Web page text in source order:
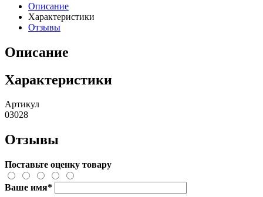
Описание
Характеристики
Отзывы
Описание
Характеристики
Артикул
03028
Отзывы
Поставьте оценку товару
Ваше имя*